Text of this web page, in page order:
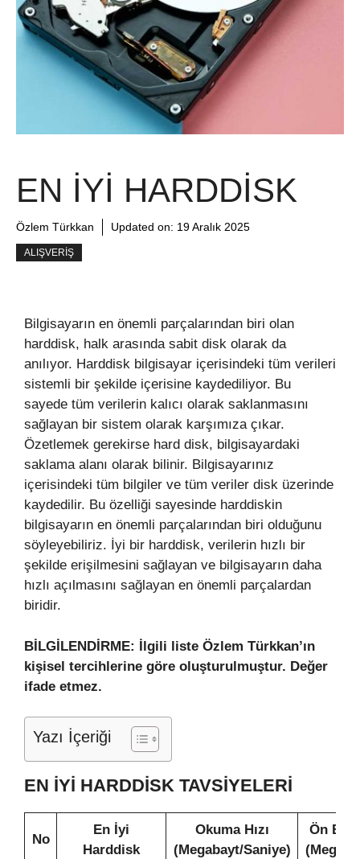
EN İYI HARDDISK
Özlem Türkkan Updated on: 19 Aralık 2025
ALIŞVERIŞ
Bilgisayarın en önemli parçalarından biri olan
harddisk, halk arasında sabit disk olarak da
anılıyor. Harddisk bilgisayar içerisindeki tüm verileri
sistemli bir şekilde içerisine kaydediliyor. Bu
sayede tüm verilerin kalıcı olarak saklanmasını
sağlayan bir sistem olarak karşımıza çıkar.
Özetlemek gerekirse hard disk, bilgisayardaki
saklama alanı olarak bilinir. Bilgisayarınız
içerisindeki tüm bilgiler ve tüm veriler disk üzerinde
kaydedilir. Bu özelliği sayesinde harddiskin
bilgisayarın en önemli parçalarından biri olduğunu
söyleyebiliriz. İyi bir harddisk, verilerin hızlı bir
şekilde erişilmesini sağlayan ve bilgisayarın daha
hızlı açılmasını sağlayan en önemli parçalardan
biridir.
BİLGİLENDİRME: İlgili liste Özlem Türkkan’ın
kişisel tercihlerine göre oluşturulmuştur. Değer
ifade etmez.
Yazı İçeriği
EN İYI HARDDISK TAVSIYELERI
No
En İyi
Harddisk
Okuma Hızı
(Megabayt/Saniye)
Ön